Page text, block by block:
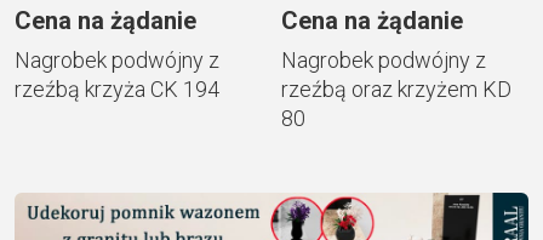
Cena na żądanie
Nagrobek podwójny z
rzeźbą krzyża CK 194
Cena na żądanie
Nagrobek podwójny z
rzeźbą oraz krzyżem KD
80